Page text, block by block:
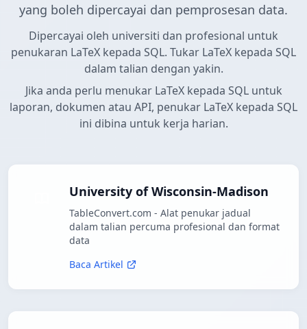
yang boleh dipercayai dan pemprosesan data.
Dipercayai oleh universiti dan profesional untuk
penukaran LaTeX kepada SQL. Tukar LaTeX kepada SQL
dalam talian dengan yakin.
Jika anda perlu menukar LaTeX kepada SQL untuk
laporan, dokumen atau API, penukar LaTeX kepada SQL
ini dibina untuk kerja harian.
University of Wisconsin-Madison
TableConvert.com - Alat penukar jadual
dalam talian percuma profesional dan format
data
Baca Artikel